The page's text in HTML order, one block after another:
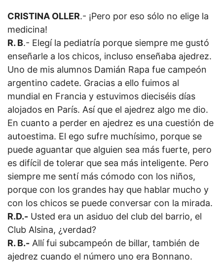
CRISTINA OLLER.- ¡Pero por eso sólo no elige la
medicina!
R. B.- Elegí la pediatría porque siempre me gustó
enseñarle a los chicos, incluso enseñaba ajedrez.
Uno de mis alumnos Damián Rapa fue campeón
argentino cadete. Gracias a ello fuimos al
mundial en Francia y estuvimos dieciséis días
alojados en París. Así que el ajedrez algo me dio.
En cuanto a perder en ajedrez es una cuestión de
autoestima. El ego sufre muchísimo, porque se
puede aguantar que alguien sea más fuerte, pero
es difícil de tolerar que sea más inteligente. Pero
siempre me sentí más cómodo con los niños,
porque con los grandes hay que hablar mucho y
con los chicos se puede conversar con la mirada.
R.D.- Usted era un asiduo del club del barrio, el
Club Alsina, ¿verdad?
R. B.- Allí fui subcampeón de billar, también de
ajedrez cuando el número uno era Bonnano.